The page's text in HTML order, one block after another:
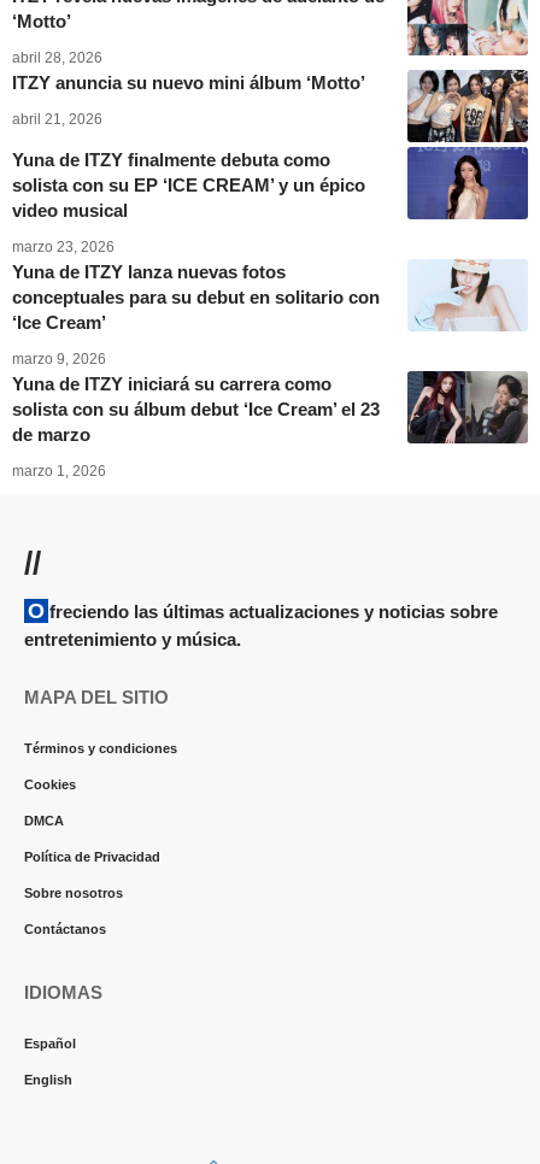
‘Motto’
abril 28, 2026
ITZY anuncia su nuevo mini álbum ‘Motto’
abril 21, 2026
Yuna de ITZY finalmente debuta como
solista con su EP ‘ICE CREAM’ y un épico
video musical
marzo 23, 2026
Yuna de ITZY lanza nuevas fotos
conceptuales para su debut en solitario con
‘Ice Cream’
marzo 9, 2026
Yuna de ITZY iniciará su carrera como
solista con su álbum debut ‘Ice Cream’ el 23
de marzo
marzo 1, 2026
//
Ofreciendo las últimas actualizaciones y noticias sobre
entretenimiento y música.
MAPA DEL SITIO
Términos y condiciones
Cookies
DMCA
Política de Privacidad
Sobre nosotros
Contáctanos
IDIOMAS
Español
English